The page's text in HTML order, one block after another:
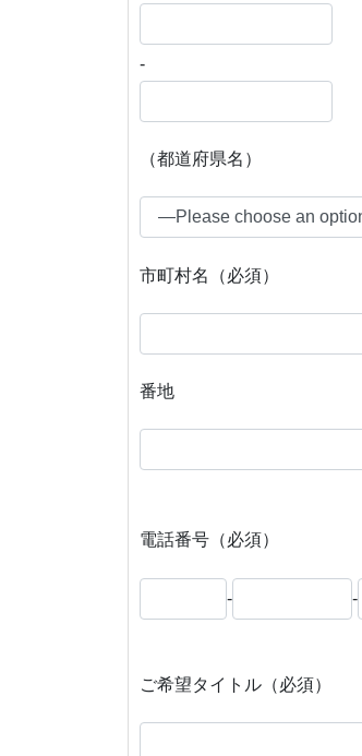
-
（都道府県名）
市町村名（必須）
番地
電話番号（必須）
- -
ご希望タイトル（必須）